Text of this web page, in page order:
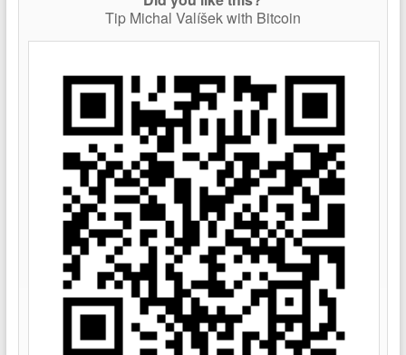
Tip Michal Valíšek with Bitcoin